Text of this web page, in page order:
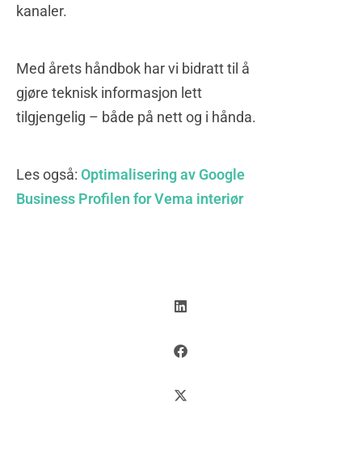
kanaler.
Med årets håndbok har vi bidratt til å
gjøre teknisk informasjon lett
tilgjengelig – både på nett og i hånda.
Les også: Optimalisering av Google
Business Profilen for Vema interiør